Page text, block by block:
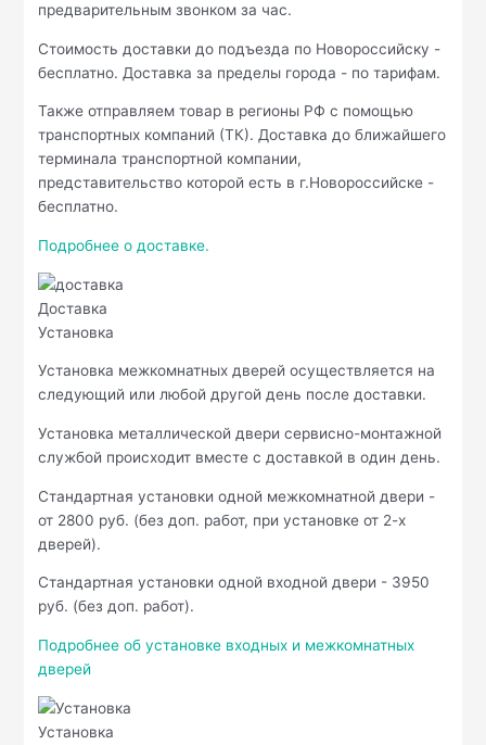
предварительным звонком за час.
Стоимость доставки до подъезда по Новороссийску -
бесплатно. Доставка за пределы города - по тарифам.
Также отправляем товар в регионы РФ с помощью
транспортных компаний (ТК). Доставка до ближайшего
терминала транспортной компании,
представительство которой есть в г.Новороссийске -
бесплатно.
Подробнее о доставке.
Доставка
Установка
Установка межкомнатных дверей осуществляется на
следующий или любой другой день после доставки.
Установка металлической двери сервисно-монтажной
службой происходит вместе с доставкой в один день.
Стандартная установки одной межкомнатной двери -
от 2800 руб. (без доп. работ, при установке от 2-х
дверей).
Стандартная установки одной входной двери - 3950
руб. (без доп. работ).
Подробнее об установке входных и межкомнатных
дверей
Установка